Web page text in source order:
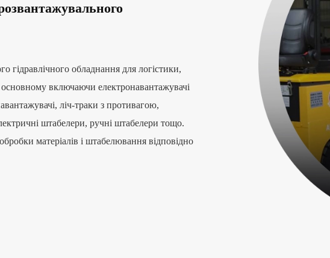
обладнання для логістики,
включаючи електронавантажувачі
ліч-траки з противагою,
штабелери, ручні штабелери тощо.
матеріалів і штабелювання відповідно